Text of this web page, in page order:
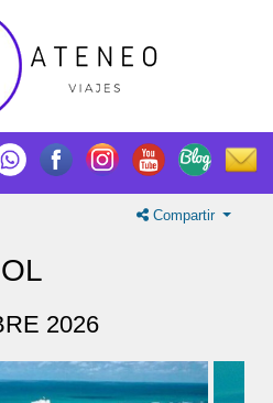
Compartir
2026